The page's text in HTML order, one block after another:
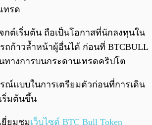
ทรด
กต์เริ่มต้น ถือเป็นโอกาสที่นักลงทุนใน
ถก้าวล้ำหน้าผู้อื่นได้ ก่อนที่ BTCBULL
ทางการบนกระดานเทรดคริปโต
ณ์แบบในการเตรียมตัวก่อนที่การเดิน
ริ่มต้นขึ้น
ยี่ยมชมเว็บไซต์ BTC Bull Token